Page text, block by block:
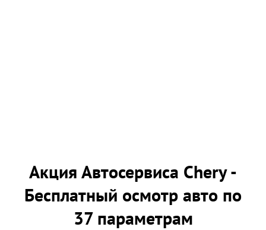
Акция Автосервиса Chery -
Бесплатный осмотр авто по
37 параметрам